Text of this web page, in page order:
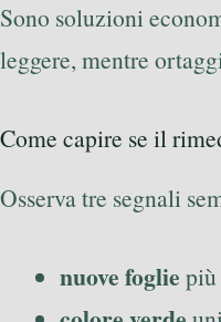
Sono soluzioni
leggere, mentre
Come capire se il
Osserva tre segnali
nuove foglie